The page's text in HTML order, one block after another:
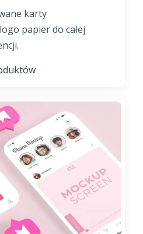
karty
papier do całej